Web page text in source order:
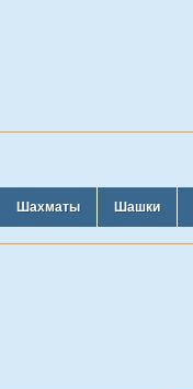
Шахматы Шашки